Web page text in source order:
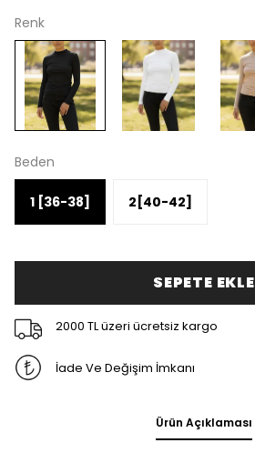
Renk
Beden
1 [36-38] 2[40-42]
SEPETE EKLE
2000 TL üzeri ücretsiz kargo
İade Ve Değişim İmkanı
Ürün Açıklaması